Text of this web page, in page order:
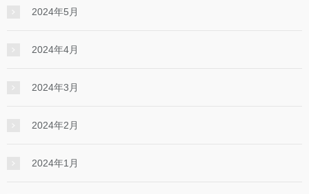
2024年5月
2024年4月
2024年3月
2024年2月
2024年1月